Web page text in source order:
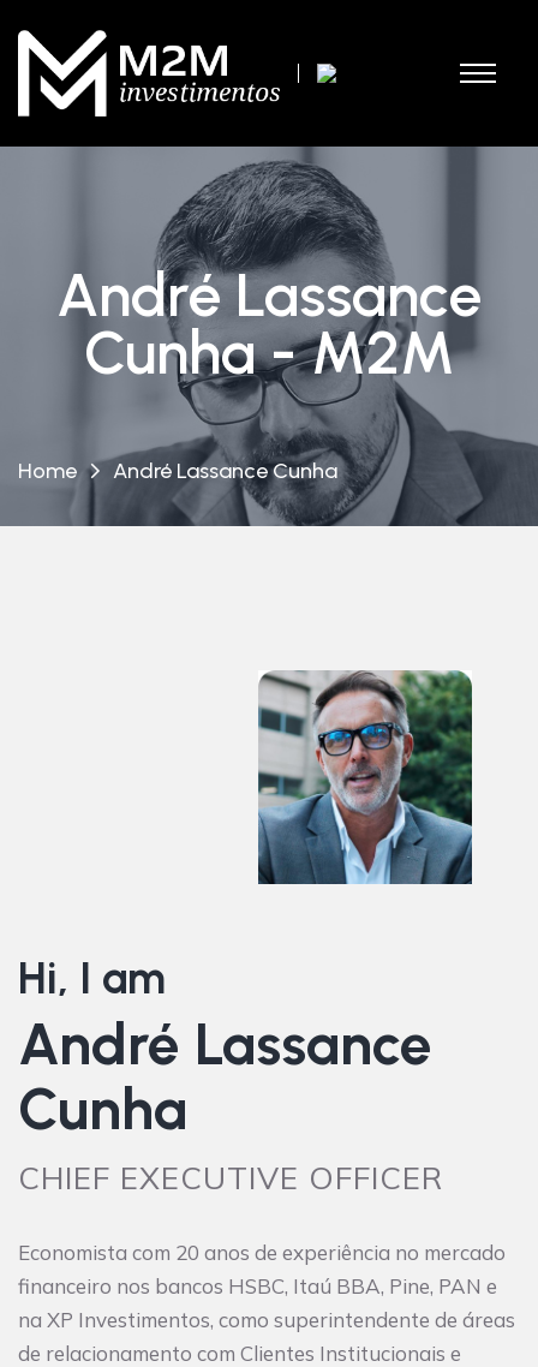
André Lassance
Cunha - M2M
Home André Lassance Cunha
Hi, I am
André Lassance
Cunha
CHIEF EXECUTIVE OFFICER
Economista com 20 anos de experiência no mercado
financeiro nos bancos HSBC, Itaú BBA, Pine, PAN e
na XP Investimentos, como superintendente de áreas
de relacionamento com Clientes Institucionais e